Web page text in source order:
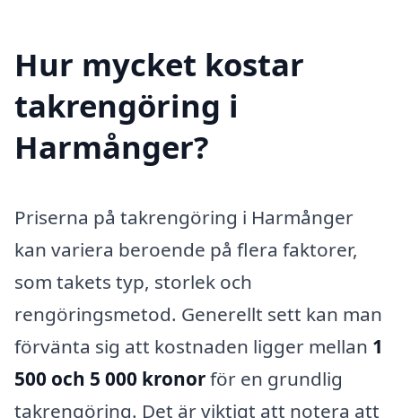
Hur mycket kostar
takrengöring i
Harmånger?
Priserna på takrengöring i Harmånger
kan variera beroende på flera faktorer,
som takets typ, storlek och
rengöringsmetod. Generellt sett kan man
förvänta sig att kostnaden ligger mellan 1
500 och 5 000 kronorför en grundlig
takrengöring. Det är viktigt att notera att